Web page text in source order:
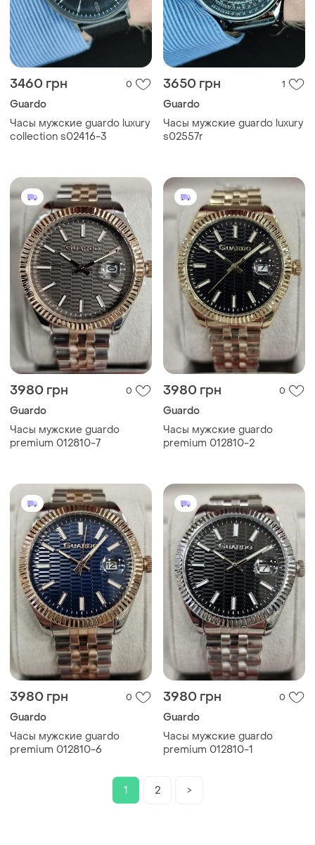
3460 грн 0
Guardo
Часы мужские guardo luxury
collection s02416-3
3650 грн 1
Guardo
Часы мужские guardo luxury
s02557r
3980 грн 0
Guardo
Часы мужские guardo
premium 012810-7
3980 грн 0
Guardo
Часы мужские guardo
premium 012810-2
3980 грн 0
Guardo
Часы мужские guardo
premium 012810-6
3980 грн 0
Guardo
Часы мужские guardo
premium 012810-1
1 2 >